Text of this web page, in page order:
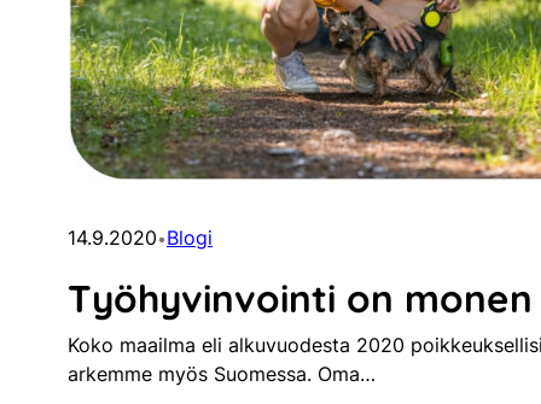
14.9.2020•Blogi
Työhyvinvointi on
Koko maailma eli alkuvuodesta 2020
arkemme myös Suomessa. Oma…